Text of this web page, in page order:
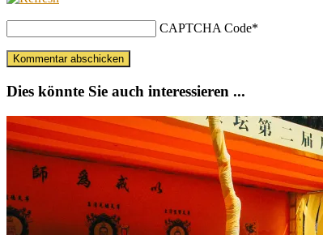
CAPTCHA Code*
Dies könnte Sie auch interessieren ...